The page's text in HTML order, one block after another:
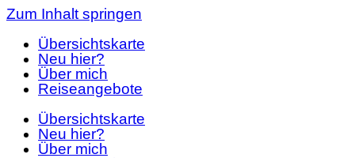
Zum Inhalt springen
Übersichtskarte
Neu hier?
Über mich
Reiseangebote
Übersichtskarte
Neu hier?
Über mich